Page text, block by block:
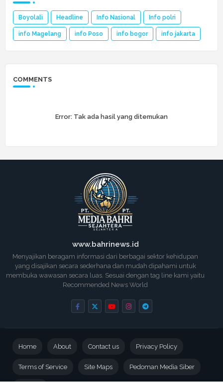
Boyolali Headline Info Nasional Info polri
info Magelang info Poso info bogor info jakarta
COMMENTS
Error: Tak ada hasil yang ditemukan
www.bahrinews.id
Menyajikan beragam informasi dari berbagai sektor kehidupan
yang disajikan secara sederhana dan mudah dipahami untuk
membuka wawasan secara luas. Sesuai dengan tag line kami yaitu
Recommended News World
Home About Contact us Privacy Policy
Terms of Service Site Maps Pedoman Media Siber